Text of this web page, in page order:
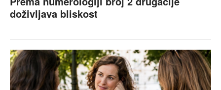
doživljava bliskost